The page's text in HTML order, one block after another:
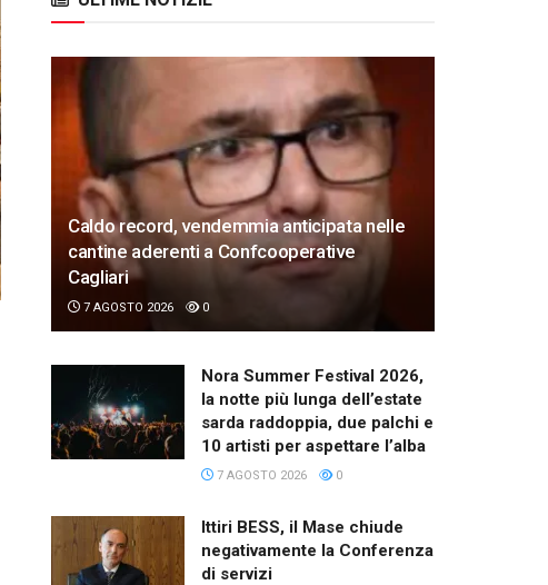
Caldo record, vendemmia anticipata nelle
cantine aderenti a Confcooperative
Cagliari
7 AGOSTO 2026 0
Nora Summer Festival 2026,
la notte più lunga dell’estate
sarda raddoppia, due palchi e
10 artisti per aspettare l’alba
7 AGOSTO 2026 0
Ittiri BESS, il Mase chiude
negativamente la Conferenza
di servizi